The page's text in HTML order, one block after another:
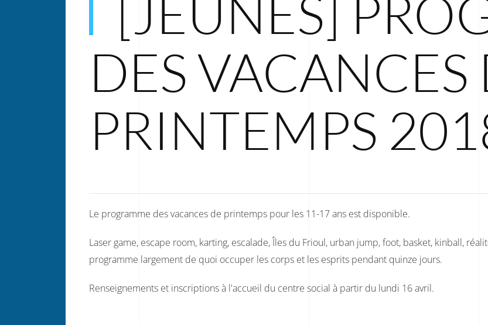
[JEUNES]
DES VACANCES
PRINTEMPS
Le programme des vacances de printemps pour les 11-17 ans est disponible.
Laser game, escape room, karting, escalade, Îles du Frioul, urban jump, foot, basket, kinball,
programme largement de quoi occuper les corps et les esprits pendant quinze jours.
Renseignements et inscriptions à l'accueil du centre social à partir du lundi 16 avril.